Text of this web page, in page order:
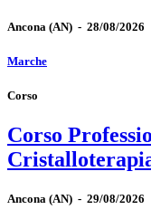
Ancona (AN) - 28/08/2026
Marche
Corso
Corso
Ancona (AN) - 29/08/2026